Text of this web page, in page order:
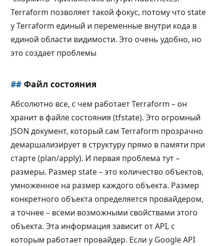
Terraform позволяет такой фокус, потому что state
у Terraform единый и переменные внутри кода в
единой области видимости. Это очень удобно, но
это создает проблемы
##Файл состояния
Абсолютно все, с чем работает Terraform – он
хранит в файле состояния (tfstate). Это огромный
JSON документ, который сам Terraform прозрачно
демаршализирует в структуру прямо в памяти при
старте (plan/apply). И первая проблема тут –
размеры. Размер state – это количество объектов,
умноженное на размер каждого объекта. Размер
конкретного объекта определяется провайдером,
а точнее – всеми возможными свойствами этого
объекта. Эта информация зависит от API, с
которым работает провайдер. Если у Google API